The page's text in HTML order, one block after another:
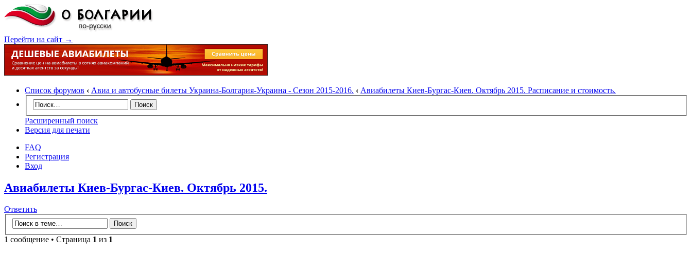
Перейти на сайт →
Список форумов ‹ Авиа и автобусные билеты Украина-Болгария-Украина - Сезон 2015-2016. ‹ Авиабилеты Киев-Бургас-Киев. Октябрь 2015. Расписание и стоимость.
Расширенный поиск
Версия для печати
FAQ
Регистрация
Вход
Авиабилеты Киев-Бургас-Киев. Октябрь 2015.
Ответить
1 сообщение • Страница 1 из 1